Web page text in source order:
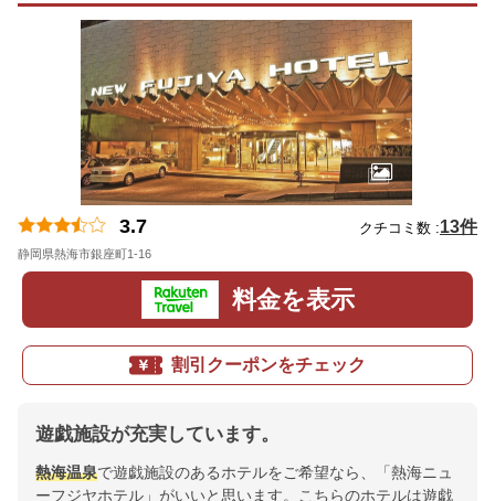
3.7 クチコミ数 :13件
静岡県熱海市銀座町1-16
料金を表示
割引クーポンをチェック
遊戯施設が充実しています。
熱海温泉で遊戯施設のあるホテルをご希望なら、「熱海ニュ
ーフジヤホテル」がいいと思います。こちらのホテルは遊戯